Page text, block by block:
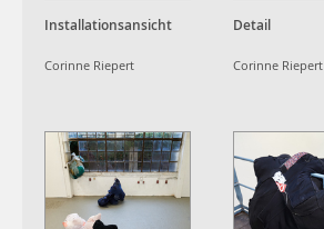
Installationsansicht
Corinne Riepert
Detail
Corinne Riepert